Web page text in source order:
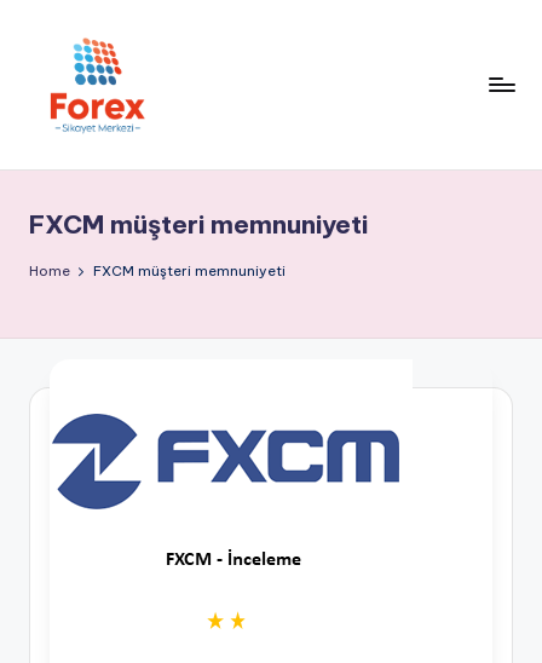
FXCM müşteri memnuniyeti
Home FXCM müşteri memnuniyeti